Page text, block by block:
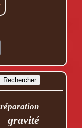
réparation
gravité